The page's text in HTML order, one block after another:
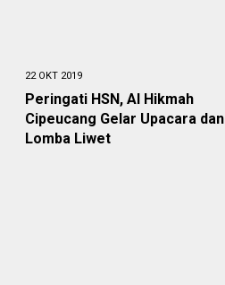
22 OKT 2019
Peringati HSN, Al Hikmah
Cipeucang Gelar Upacara dan
Lomba Liwet